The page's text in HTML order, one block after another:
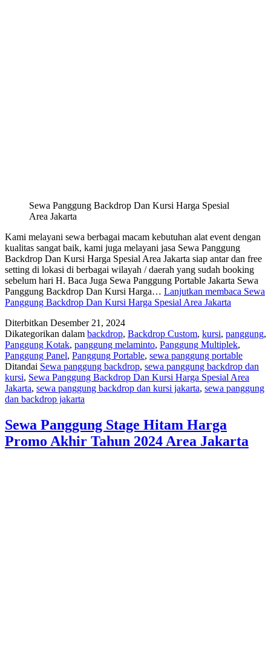
Sewa Panggung Backdrop Dan Kursi Harga Spesial
Area Jakarta
Kami melayani sewa berbagai macam kebutuhan alat event dengan
kualitas sangat baik, kami juga melayani jasa Sewa Panggung
Backdrop Dan Kursi Harga Spesial Area Jakarta siap antar dan free
setting di lokasi di berbagai wilayah / daerah yang sudah booking
sebelum hari H. Baca Juga Sewa Panggung Portable Jakarta Sewa
Panggung Backdrop Dan Kursi Harga… Lanjutkan membaca Sewa
Panggung Backdrop Dan Kursi Harga Spesial Area Jakarta
Diterbitkan Desember 21, 2024
Dikategorikan dalam backdrop, Backdrop Custom, kursi, panggung,
Panggung Kotak, panggung melaminto, Panggung Multiplek,
Panggung Panel, Panggung Portable, sewa panggung portable
Ditandai Sewa panggung backdrop, sewa panggung backdrop dan
kursi, Sewa Panggung Backdrop Dan Kursi Harga Spesial Area
Jakarta, sewa panggung backdrop dan kursi jakarta, sewa panggung
dan backdrop jakarta
Sewa Panggung Stage Hitam Harga
Promo Akhir Tahun 2024 Area Jakarta